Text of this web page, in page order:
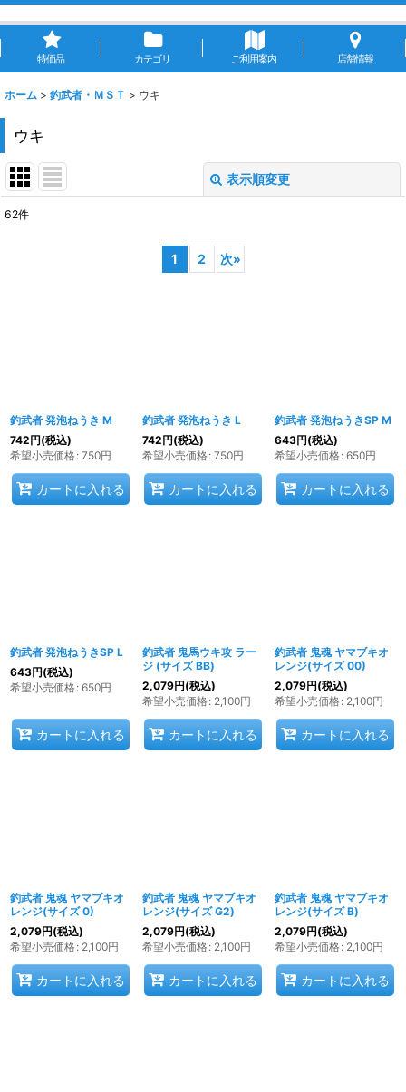
特価品 カテゴリ ご利用案内 店舗情報
ホーム > 釣武者・ＭＳＴ > ウキ
ウキ
表示順変更
62件
1 2 次»
釣武者 発泡ねうき M
742円(税込)
希望小売価格: 750円
カートに入れる
釣武者 発泡ねうき L
742円(税込)
希望小売価格: 750円
カートに入れる
釣武者 発泡ねうきSP M
643円(税込)
希望小売価格: 650円
カートに入れる
釣武者 発泡ねうきSP L
643円(税込)
希望小売価格: 650円
カートに入れる
釣武者 鬼馬ウキ攻 ラー
ジ (サイズ BB)
2,079円(税込)
希望小売価格: 2,100円
カートに入れる
釣武者 鬼魂 ヤマブキオ
レンジ(サイズ 00)
2,079円(税込)
希望小売価格: 2,100円
カートに入れる
釣武者 鬼魂 ヤマブキオ
レンジ(サイズ 0)
2,079円(税込)
希望小売価格: 2,100円
カートに入れる
釣武者 鬼魂 ヤマブキオ
レンジ(サイズ G2)
2,079円(税込)
希望小売価格: 2,100円
カートに入れる
釣武者 鬼魂 ヤマブキオ
レンジ(サイズ B)
2,079円(税込)
希望小売価格: 2,100円
カートに入れる